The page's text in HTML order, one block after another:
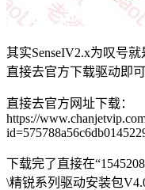
其实SenseIV2.x为叹号
直接去官方下载驱动即可
直接去官方网址下载：
https://
下载完了直接在
\精锐系列驱动安装包